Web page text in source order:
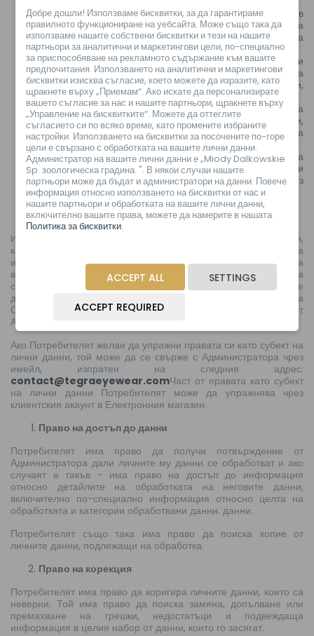
доставчици на рекламни или маркетингови услуги, в
случай на осъществяване на целта под формата на
директен маркетинг на собствените услуги на
Администратора;
доставчици на правни и консултантски услуги и
подпомагане на Администратора при предявяване на
изискуеми искове (по-специално адвокатски кантори,
компании за събиране на вземания);
лица, обработващи лични данни по искане на
Администратора, напр. доставчици на технически услуги,
обслужващи техническата инфраструктура, необходима
за функционирането на Онлайн магазина;
субекти, упълномощени да получават данни въз основа
на приложимото право, например съдилища или
правоприлагащи органи, когато отправят искане въз
основа на подходящо правно основание.
ПРАВА НА ПОТРЕБИТЕЛЯ
Имате право да решавате относно вашата лична информация,
като правите избор по отношение на разкриването на
индивидуална лична информация, включително избиране на
вашите настройки за поверителност. Въпреки това, в такава
ситуация Потребителят трябва да е наясно, че няма да може
да използва пълноценно някои от функционалностите на
Онлайн магазина или услугите, предлагани от
Администратора.
Ако Потребителят желае да упражни правата си като субект на
лични данни, той може да се свърже с Администратора чрез
имейл, изпратен на следния адрес:
contact@tegraeyewear.comЧаст от правата като субект
на лични данни Потребителят може да упражнява чрез
клиентския акаунт в Електронния магазин.
Право на достъп до данни
Потребителят има право да получи потвърждение от
Администратора дали личните му данни се обработват и ако
случаят е такъв - има право на достъп до информация
относно детайлите на обработката на неговите данни,
включително по-специално информация относно целта на
обработката и категории обработвани данни. данни.
Потребителят също така има право да поиска копие от
личните данни, подлежащи на обработка.
Право на корекция
Потребителят има право да коригира личните данни, които са
неверни. Той има право да поиска замяна, допълване или
премахване на грешки, недостатъци и подвеждаща
информация в целия набор от данни, които го засягат.
Добре дошли! Използваме бисквитки, за да гарантираме
правилното функциониране на уебсайта. Може също така да
използваме нашите собствени бисквитки и тези на нашите
партньори за аналитични и маркетингови цели, по-специално
за приспособяване на рекламното съдържание към вашите
предпочитания. Използването на аналитични и маркетингови
бисквитки изисква съгласие, което можете да изразите, като
щракнете върху „Приемам“. Ако искате да персонализирате
вашето съгласие за нас и нашите партньори, щракнете върху
„Управление на бисквитките“. Можете да оттеглите
съгласието си по всяко време, като промените избраните
настройки. Използването на бисквитки за посочените по-горе
цели е свързано с обработката на вашите лични данни.
Администратор на вашите лични данни е „Miody Dalkowskie
Sp. зоологическа градина. ". В някои случаи нашите
партньори може да бъдат и администратори на данни. Повече
информация относно използването на бисквитки от нас и
нашите партньори и обработката на вашите лични данни,
включително вашите права, можете да намерите в нашата
Политика за бисквитки.
SETTINGS
ACCEPT ALL
ACCEPT REQUIRED